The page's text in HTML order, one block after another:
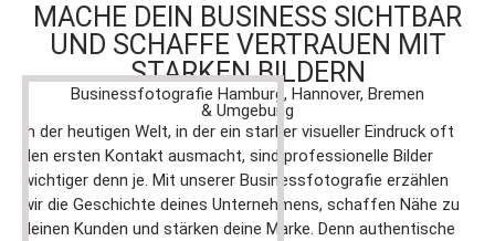
MACHE DEIN BUSINESS SICHTBAR
UND SCHAFFE VERTRAUEN MIT
STARKEN BILDERN
Businessfotografie Hamburg, Hannover, Bremen
& Umgebung
In der heutigen Welt, in der ein starker visueller Eindruck oft
den ersten Kontakt ausmacht, sind professionelle Bilder
wichtiger denn je. Mit unserer Businessfotografie erzählen
wir die Geschichte deines Unternehmens, schaffen Nähe zu
deinen Kunden und stärken deine Marke. Denn authentische